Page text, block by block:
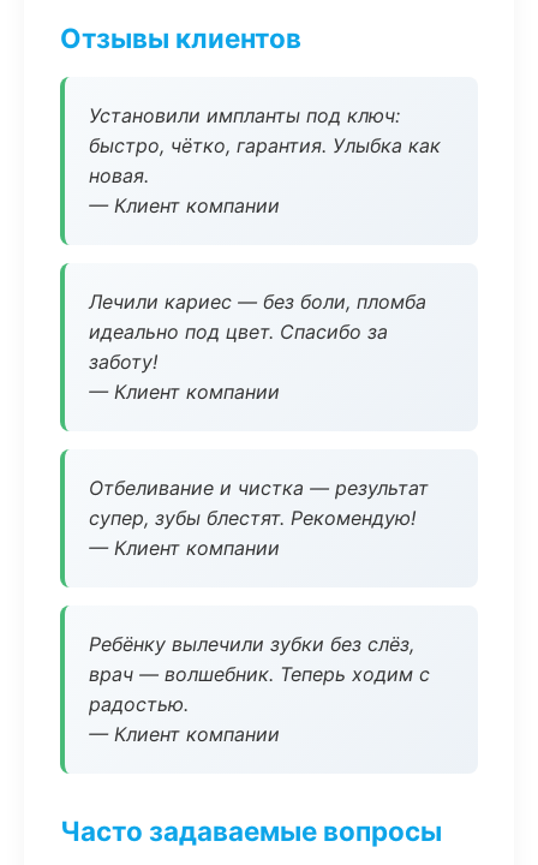
Отзывы клиентов
Установили импланты под ключ:
быстро, чётко, гарантия. Улыбка как
новая.
— Клиент компании
Лечили кариес — без боли, пломба
идеально под цвет. Спасибо за
заботу!
— Клиент компании
Отбеливание и чистка — результат
супер, зубы блестят. Рекомендую!
— Клиент компании
Ребёнку вылечили зубки без слёз,
врач — волшебник. Теперь ходим с
радостью.
— Клиент компании
Часто задаваемые вопросы